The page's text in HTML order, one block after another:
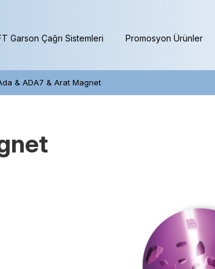
Garson Çağrı Sistemleri Promosyon Ürünler
& ADA7 & Arat Magnet